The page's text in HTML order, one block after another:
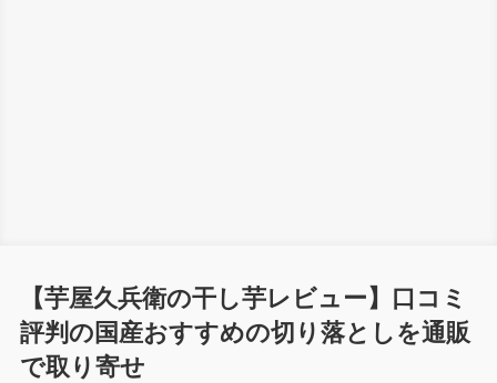
【芋屋久兵衛の干し芋レビュー】口コミ
評判の国産おすすめの切り落としを通販
で取り寄せ